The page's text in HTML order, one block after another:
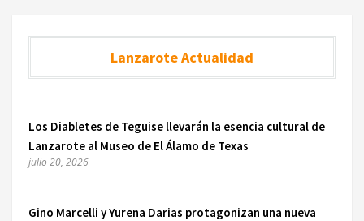
Lanzarote Actualidad
Los Diabletes de Teguise llevarán la esencia cultural de
Lanzarote al Museo de El Álamo de Texas
julio 20, 2026
Gino Marcelli y Yurena Darias protagonizan una nueva